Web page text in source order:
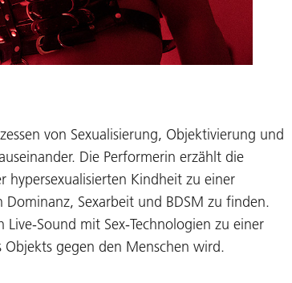
von Sexualisierung, Objektivierung und
Die Performerin erzählt die
hypersexualisierten Kindheit zu einer
Sexarbeit und BDSM zu finden.
Sound mit Sex-Technologien zu einer
Objekts gegen den Menschen wird.